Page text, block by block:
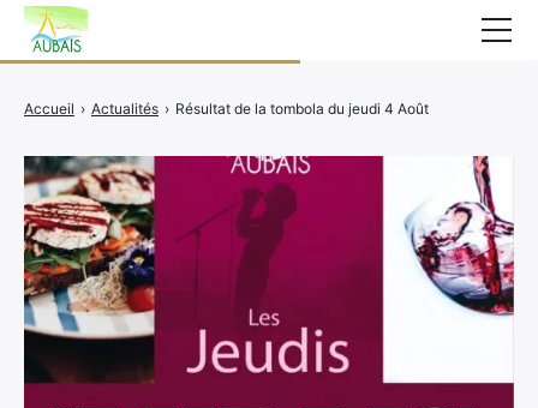
Accueil › Actualités › Résultat de la tombola du jeudi 4 Août
Actualités
Vie au village
Services
CCAS